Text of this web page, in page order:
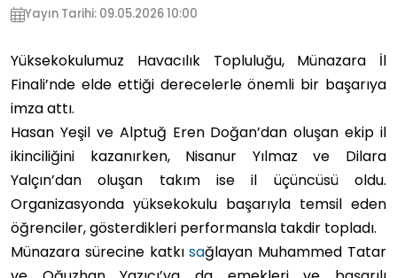
Yayın Tarihi: 09.05.2026 10:00
Yüksekokulumuz Havacılık Topluluğu, Münazara İl
Finali’nde elde ettiği derecelerle önemli bir başarıya
imza attı.
Hasan Yeşil ve Alptuğ Eren Doğan’dan oluşan ekip il
ikinciliğini kazanırken, Nisanur Yılmaz ve Dilara
Yalçın’dan oluşan takım ise il üçüncüsü oldu.
Organizasyonda yüksekokulu başarıyla temsil eden
öğrenciler, gösterdikleri performansla takdir topladı.
Münazara sürecine katkısağlayan Muhammed Tatar